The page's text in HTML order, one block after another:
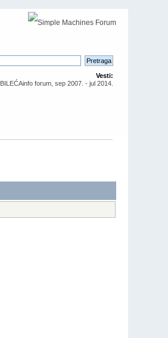
Vesti:
BILEĆAinfo forum, sep 2007. - jul 2014.